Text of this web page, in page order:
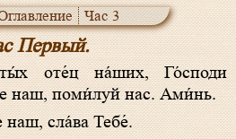
Час 3
Первый.
наш, поми́луй нас. Ами́нь.
наш, сла́ва Тебе́.